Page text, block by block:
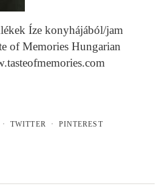
Íze konyhájából/jam
of Memories Hungarian
TWITTER PINTEREST